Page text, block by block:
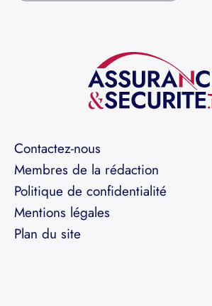
Contactez-nous
Membres de la rédaction
Politique de confidentialité
Mentions légales
Plan du site